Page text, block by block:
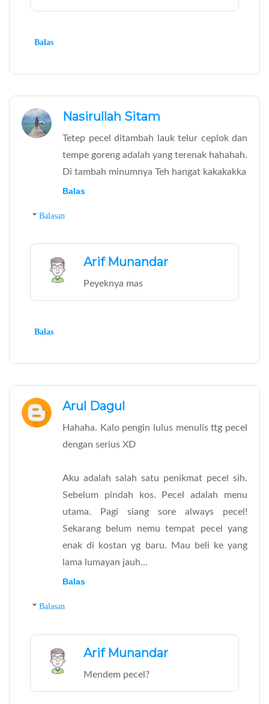
Balas
Nasirullah Sitam
Tetep pecel ditambah lauk telur ceplok dan
tempe goreng adalah yang terenak hahahah.
Di tambah minumnya Teh hangat kakakakka
Balas
Balasan
Arif Munandar
Peyeknya mas
Balas
Arul Dagul
Hahaha. Kalo pengin lulus menulis ttg pecel
dengan serius XD
Aku adalah salah satu penikmat pecel sih.
Sebelum pindah kos. Pecel adalah menu
utama. Pagi siang sore always pecel!
Sekarang belum nemu tempat pecel yang
enak di kostan yg baru. Mau beli ke yang
lama lumayan jauh...
Balas
Balasan
Arif Munandar
Mendem pecel?